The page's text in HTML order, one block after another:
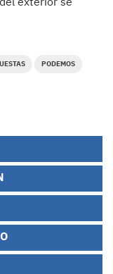
PODEMOS